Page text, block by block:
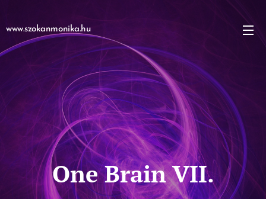
www.szokanmonika.hu
One Brain VII.